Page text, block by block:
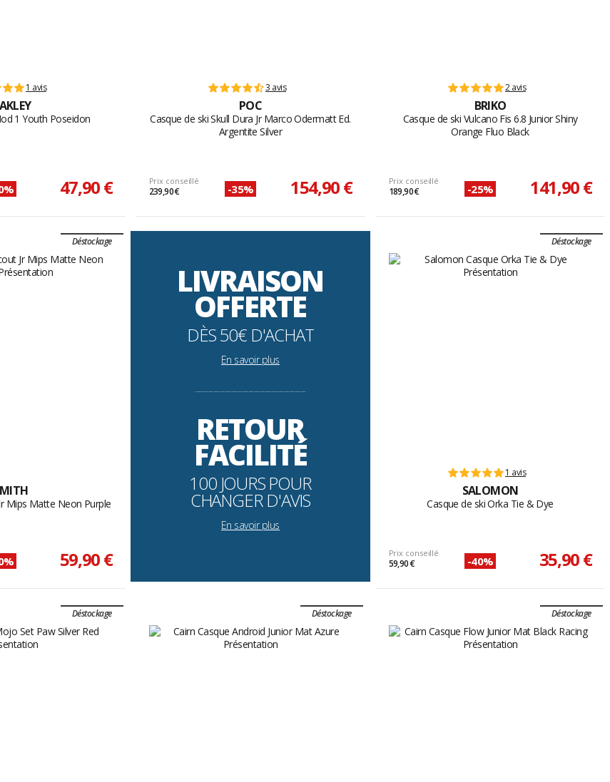
1 avis
1 Youth Poseidon
47,90 €
3 avis
POC
Casque de ski Skull Dura Jr Marco Odermatt Ed.
Argentite Silver
Prix conseillé
239,90 € -35% 154,90 €
2 avis
BRIKO
Casque de ski Vulcano Fis 6.8 Junior Shiny
Orange Fluo Black
Prix conseillé
189,90 € -25% 141,90 €
Déstockage
Mips Matte Neon Purple
59,90 €
LIVRAISON
OFFERTE
DÈS 50€ D'ACHAT
En savoir plus
--------------------------------------------------------------------
RETOUR
FACILITÉ
100 JOURS POUR
CHANGER D'AVIS
En savoir plus
Déstockage
1 avis
SALOMON
Casque de ski Orka Tie & Dye
Prix conseillé
59,90 € -40% 35,90 €
Déstockage Déstockage Déstockage